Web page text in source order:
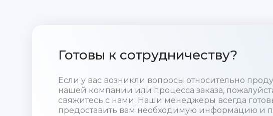
Готовы к сотрудничеству?
Если у вас возникли вопросы относительно
нашей компании или процесса заказа,
свяжитесь с нами. Наши менеджеры всегда
предоставить вам необходимую информацию и